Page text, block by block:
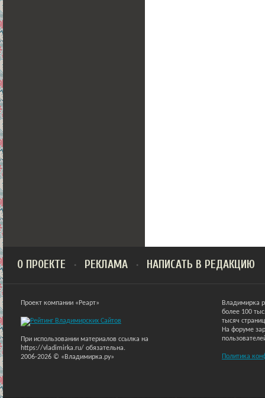
О ПРОЕКТЕ РЕКЛАМА НАПИСАТЬ В РЕДАКЦИЮ
Проект компании «Реарт»
При использовании материалов ссылка на
https://vladimirka.ru/ обязательна.
2006-2026 © «Владимирка.ру»
Владимирка
более 100
тысяч
На форуме
Политика